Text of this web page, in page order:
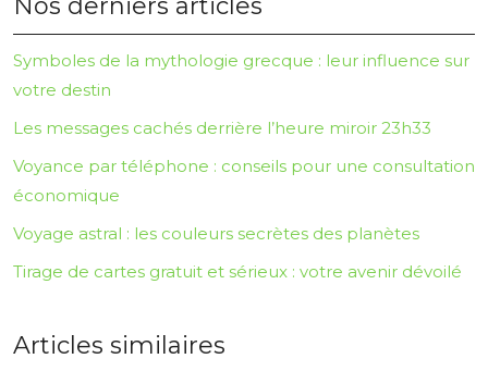
Nos derniers articles
Symboles de la mythologie grecque : leur influence sur
votre destin
Les messages cachés derrière l’heure miroir 23h33
Voyance par téléphone : conseils pour une consultation
économique
Voyage astral : les couleurs secrètes des planètes
Tirage de cartes gratuit et sérieux : votre avenir dévoilé
Articles similaires